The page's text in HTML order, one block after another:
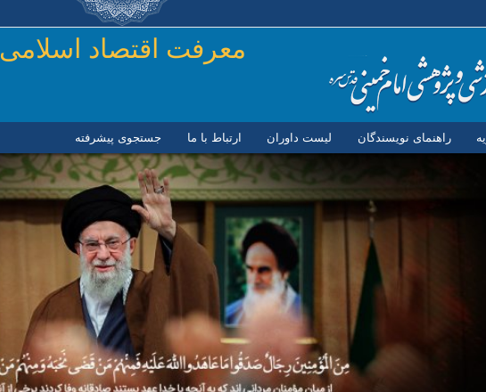
رفتن به محتوای اصلی
معرفت اقتصاد اسلامی
راهنمای نویسندگان لیست داوران ارتباط با ما جستجوی پیشرفته